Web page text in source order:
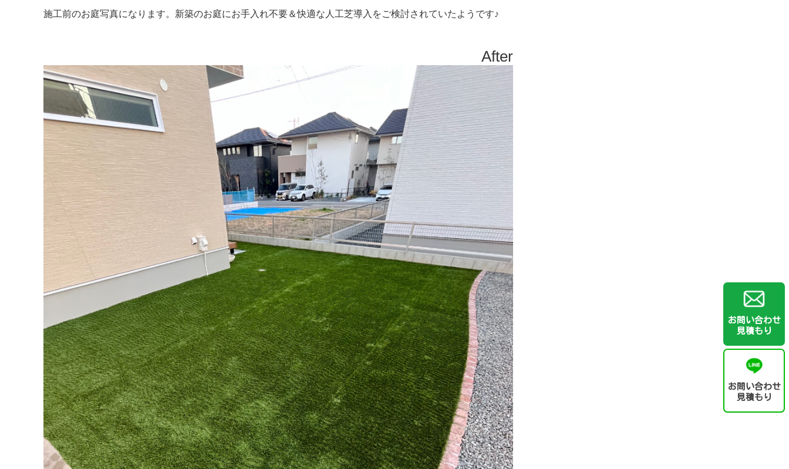
施工前のお庭写真になります。新築のお庭にお手入れ不要＆快適な人工芝導入をご検討されていたようです♪
After
お問い合わせ
見積もり
お問い合わせ
見積もり